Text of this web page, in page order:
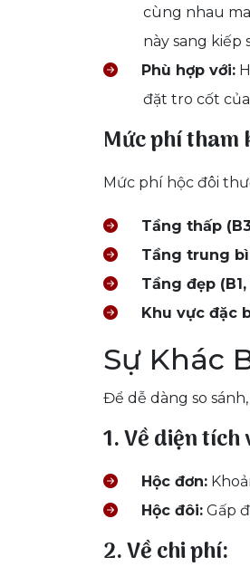
cùng nhau
này sang kiếp
Phù hợp với:
đặt tro cốt
Mức phí tham
Mức phí hộc đôi
Tầng thấp
Tầng trung
Tầng đẹp (B1,
Khu vực đặc
Sự Khác
Để dễ dàng so
1. Về diện
Hộc đơn:
Hộc đôi: Gấp
2. Về chi phí: